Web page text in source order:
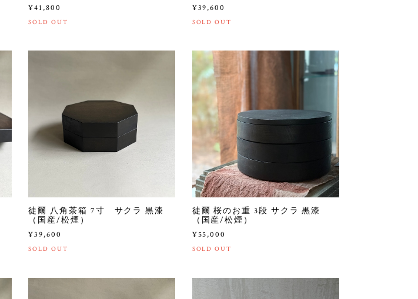
¥41,800
SOLD OUT
¥39,600
SOLD OUT
徒爾 八角茶箱 7寸 サクラ 黒漆
（国産/松煙）
¥39,600
SOLD OUT
徒爾 桜のお重 3段 サクラ 黒漆
（国産/松煙）
¥55,000
SOLD OUT